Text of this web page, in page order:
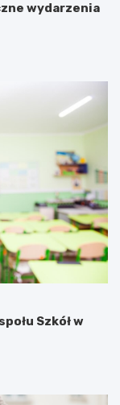
wydarzenia
Szkół w